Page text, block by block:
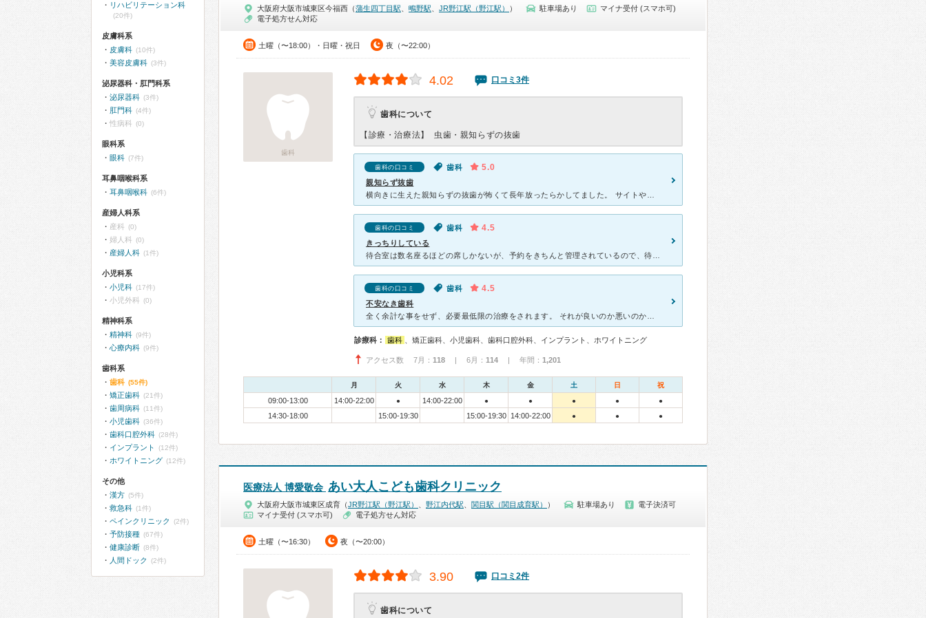
大阪府大阪市城東区今福西（蒲生四丁目駅 鴫野駅 JR野江駅（野江駅） ） 駐車場あり
マイナ受付 (スマホ可)
電子処方せん対応
土曜（〜18:00）・日曜・祝日 夜（〜22:00）
歯科
4.02 口コミ3件
歯科について
【診療・治療法】 虫歯・親知らずの抜歯
歯科の口コミ 歯科 5.0
親知らず抜歯
歯科の口コミ 歯科 4.5
きっちりしている
歯科の口コミ 歯科 4.5
不安なき歯科
診療科： 歯科 、矯正歯科、小児歯科、歯科口腔外科、インプラント、ホワイトニング
アクセス数 7月： 118 | 6月： 114 | 年間： 1,201
月 火 水 木 金 土 日 祝
09:00-13:00 14:00-22:00 ● 14:00-22:00 ● ● ● ● ●
14:30-18:00 15:00-19:30 15:00-19:30 14:00-22:00 ● ● ●
医療法人 博愛敬会 あい大人こども歯科クリニック
大阪府大阪市城東区成育（JR野江駅（野江駅） 野江内代駅 関目駅（関目成育駅） ） 駐車場あり
電子決済可
マイナ受付 (スマホ可)
電子処方せん対応
土曜（〜16:30） 夜（〜20:00）
3.90 口コミ2件
歯科について
リハビリテーション科
(20件)
皮膚科系
皮膚科 (10件)
美容皮膚科 (3件)
泌尿器科・肛門科系
泌尿器科 (3件)
肛門科 (4件)
性病科 (0)
眼科系
眼科 (7件)
耳鼻咽喉科系
耳鼻咽喉科 (6件)
産婦人科系
産科 (0)
婦人科 (0)
産婦人科 (1件)
小児科系
小児科 (17件)
小児外科 (0)
精神科系
精神科 (9件)
心療内科 (9件)
歯科系
歯科 (55件)
矯正歯科 (21件)
歯周病科 (11件)
小児歯科 (36件)
歯科口腔外科 (28件)
インプラント (12件)
ホワイトニング (12件)
その他
漢方 (5件)
救急科 (1件)
ペインクリニック (2件)
予防接種 (67件)
健康診断 (8件)
人間ドック (2件)